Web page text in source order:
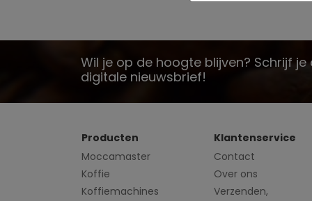
Wil je op de hoogte blijven? Schrijf
digitale nieuwsbrief!
Producten
Moccamaster
Koffie
Koffiemachines
Klantenservice
Contact
Over ons
Verzenden,